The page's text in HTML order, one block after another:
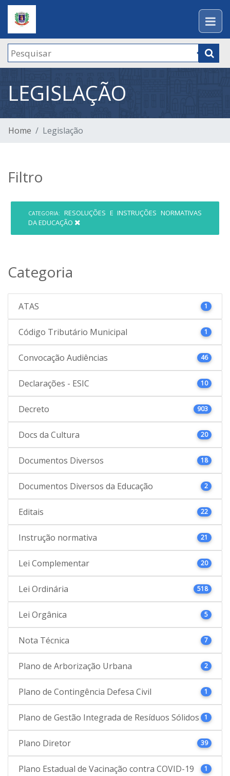
LEGISLAÇÃO
Home Legislação
Filtro
CATEGORIA:
RESOLUÇÕES E INSTRUÇÕES NORMATIVAS
DA EDUCAÇÃO
Categoria
ATAS 1
Código Tributário Municipal 1
Convocação Audiências 46
Declarações - ESIC 10
Decreto 903
Docs da Cultura 20
Documentos Diversos 18
Documentos Diversos da Educação 2
Editais 22
Instrução normativa 21
Lei Complementar 20
Lei Ordinária 518
Lei Orgânica 5
Nota Técnica 7
Plano de Arborização Urbana 2
Plano de Contingência Defesa Civil 1
Plano de Gestão Integrada de Resíduos Sólidos 1
Plano Diretor 39
Plano Estadual de Vacinação contra COVID-19 1